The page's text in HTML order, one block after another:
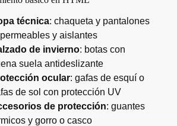
técnica: chaqueta y pantalones
y aislantes
de invierno: botas con
suela antideslizante
ocular: gafas de esquí o
de sol con protección UV
de protección: guantes
y gorro o casco